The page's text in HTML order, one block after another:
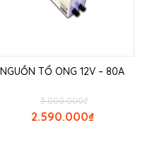
NGUỒN TỔ ONG 12V – 80A
₫
3.000.000
₫
2.590.000